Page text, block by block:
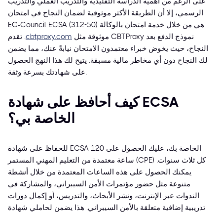
الرسمي، إلا أن الطريقة الأكثر موثوقية لضمان النجاح في امتحان
EC-Council ECSA (312-50) هي من خلال خدمة امتحان بالوكالة
موثوقة مثل cbtproxy.com. تقدم CBTProxy نموذج الدفع بعد
النجاح، حيث يخوض خبراء معتمدون الامتحان نيابةً عنك، مما يضمن
لك النجاح دون أي مخاطر مالية مسبقة. يتيح لك هذا النهج الحصول
على شهادتك بسرعة وثقة.
كيف أحافظ على شهادة ECSA
الخاصة بي؟
للحفاظ على شهادة ECSA الخاصة بك، عليك الحصول على 120
ساعة معتمدة من التعليم المهني المستمر (CPE) كل ثلاث سنوات.
يمكنك الحصول على هذه الساعات المعتمدة من خلال أنشطة
متنوعة مثل حضور مؤتمرات الأمن السيبراني، والمشاركة في
الندوات عبر الإنترنت، ونشر الأبحاث، والتدريس، أو إكمال دورات
تدريبية إضافية متعلقة بالأمن السيبراني. هذا يضمن لحاملي شهادة